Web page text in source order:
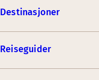
Destinasjoner
Reiseguider